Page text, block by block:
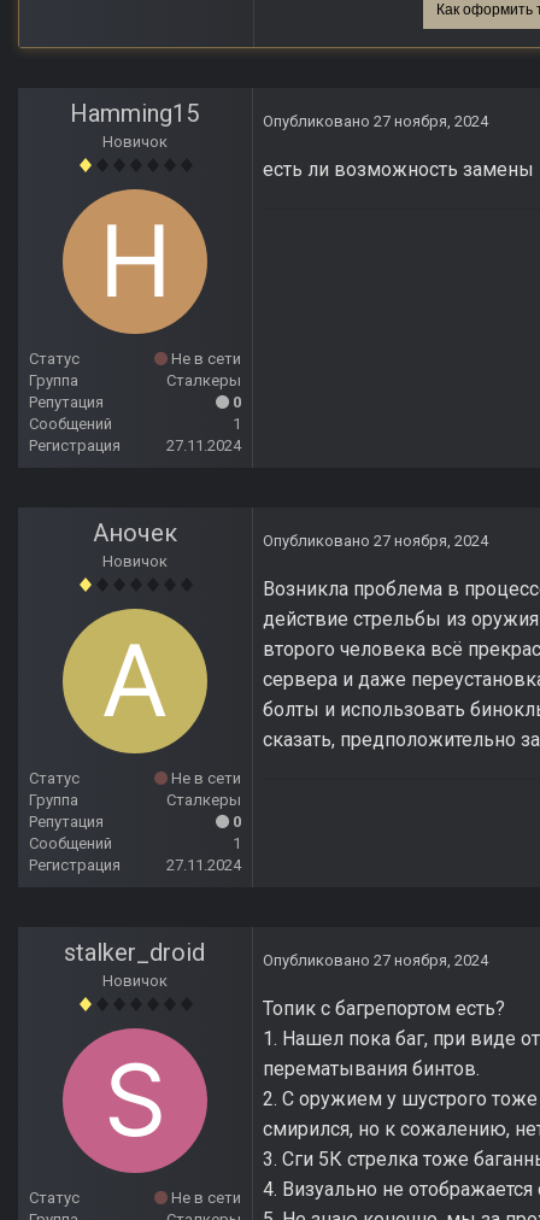
Как оформить
Hamming15
Новичок
Статус
Не в сети
Группа
Сталкеры
Репутация
0
Сообщений
1
Регистрация
27.11.2024
Опубликовано 27 ноября, 2024
есть ли возможность замены
Аночек
Новичок
Статус
Не в сети
Группа
Сталкеры
Репутация
0
Сообщений
1
Регистрация
27.11.2024
Опубликовано 27 ноября, 2024
Возникла проблема в
действие стрельбы из
второго человека всё
сервера и даже
болты и использовать
сказать, предположительно
stalker_droid
Новичок
Статус
Не в сети
Опубликовано 27 ноября, 2024
Топик с багрепортом есть?
1. Нашел пока баг, при виде
перематывания бинтов.
2. С оружием у шустрого
смирился, но к сожалению,
3. Сги 5К стрелка тоже
4. Визуально не